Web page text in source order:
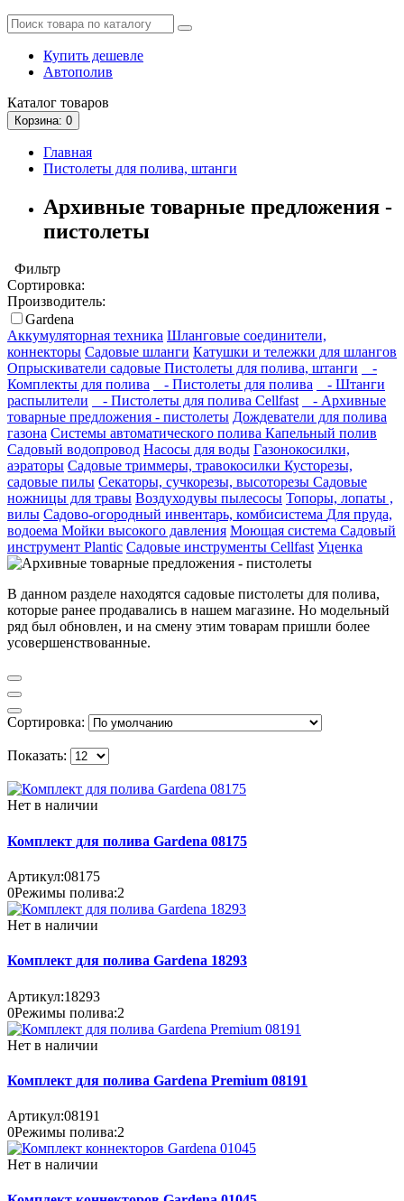
Купить дешевле
Автополив
Каталог товаров
Корзина: 0
Главная
Пистолеты для полива, штанги
Архивные товарные предложения -
пистолеты
Фильтр
Сортировка:
Производитель:
Gardena
Аккумуляторная техника Шланговые соединители,
коннекторы Садовые шланги Катушки и тележки для шлангов
Опрыскиватели садовые Пистолеты для полива, штанги
-
Комплекты для полива
- Пистолеты для полива
- Штанги
распылители
- Пистолеты для полива Cellfast
- Архивные
товарные предложения - пистолеты Дождеватели для полива
газона Системы автоматического полива Капельный полив
Садовый водопровод Насосы для воды Газонокосилки,
аэраторы Садовые триммеры, травокосилки Кусторезы,
садовые пилы Секаторы, сучкорезы, высоторезы Садовые
ножницы для травы Воздуходувы пылесосы Топоры, лопаты ,
вилы Садово-огородный инвентарь, комбисистема Для пруда,
водоема Мойки высокого давления Моющая система Садовый
инструмент Plantic Садовые инструменты Cellfast Уценка
В данном разделе находятся садовые пистолеты для полива,
которые ранее продавались в нашем магазине. Но модельный
ряд был обновлен, и на смену этим товарам пришли более
усовершенствованные.
Сортировка:
Показать:
Нет в наличии
Комплект для полива Gardena 08175
Артикул:08175
0Режимы полива:2
Нет в наличии
Комплект для полива Gardena 18293
Артикул:18293
0Режимы полива:2
Нет в наличии
Комплект для полива Gardena Premium 08191
Артикул:08191
0Режимы полива:2
Нет в наличии